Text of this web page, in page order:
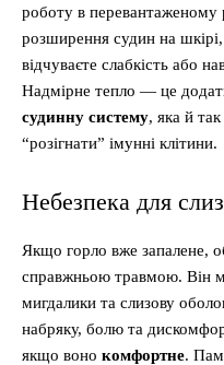
роботу в перевантаженому
розширення судин на
відчуваєте слабкість або
Надмірне тепло — це
судинну систему, яка й
“розігнати” імунні клітини.
Небезпека для
Якщо горло вже запалене,
справжньою травмою. Він
мигдалики та слизову
набряку, болю та
якщо воно комфортне.